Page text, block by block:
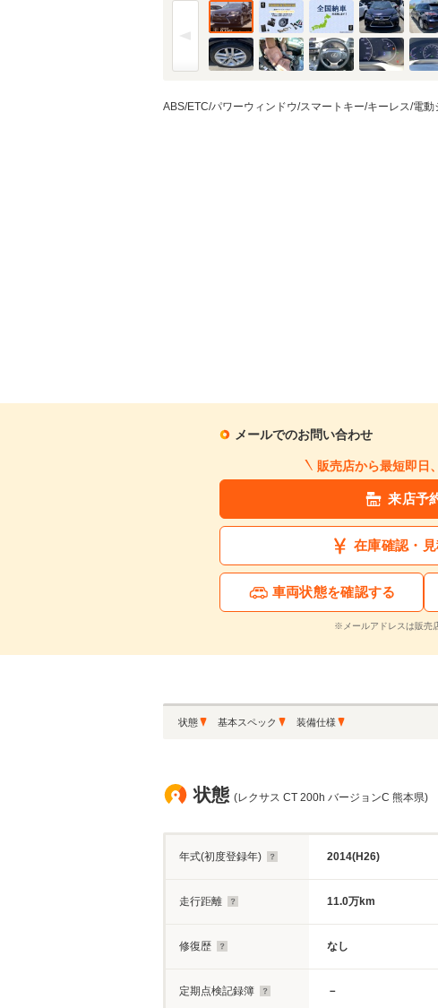
ABS/ETC/パワーウィンドウ/スマートキー/キーレス/電
メールでのお問い合わせ
販売店から最短即日
来店予
在庫確認・
車両状態を確認する
※メールアドレスは販売
状態 基本スペック 装備仕様
状態 (レクサス CT 200h バージョンC 熊本県)
年式(初度登録年) 2014(H26)
走行距離 11.0万km
修復歴 なし
定期点検記録簿 －